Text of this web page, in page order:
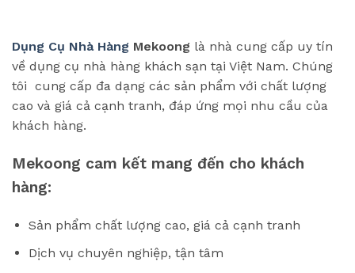
Dụng Cụ Nhà Hàng Mekoong là nhà cung cấp uy tín
về dụng cụ nhà hàng khách sạn tại Việt Nam. Chúng
tôi cung cấp đa dạng các sản phẩm với chất lượng
cao và giá cả cạnh tranh, đáp ứng mọi nhu cầu của
khách hàng.
Mekoong cam kết mang đến cho khách
hàng:
Sản phẩm chất lượng cao, giá cả cạnh tranh
Dịch vụ chuyên nghiệp, tận tâm